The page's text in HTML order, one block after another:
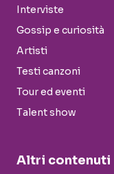
Interviste
Gossip e curiosità
Artisti
Testi canzoni
Tour ed eventi
Talent show
Altri contenuti